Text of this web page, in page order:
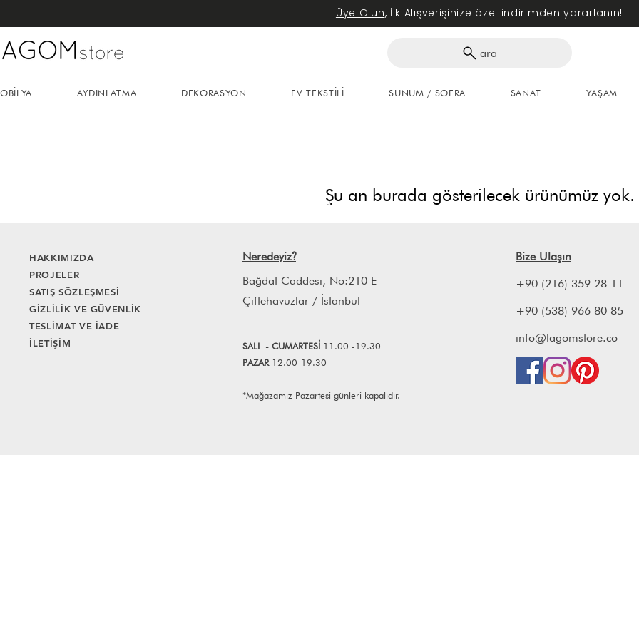
Üye Olun, İlk Alışverişinize özel indirimden yararlanın!
ara
Şu an burada gösterilecek ürünümüz yok.
AYDINLATMA DEKORASYON EV TEKSTİLİ SUNUM / SOFRA SANAT YAŞAM
HAKKIMIZDA
PROJELER
SATIŞ SÖZLEŞMESİ
GİZLİLİK VE GÜVENLİK
TESLİMAT VE İADE
İLETİŞİM
Neredeyiz?
Bağdat Caddesi, No:210 E
Çiftehavuzlar / İstanbul
SALI - CUMARTESİ 11.00 -19.30
PAZAR 12.00-19.30
*Mağazamız Pazartesi günleri kapalıdır.
Bize Ulaşın
+90 (216) 359 28 11
+90 (538) 966 80 85
info@lagomstore.co